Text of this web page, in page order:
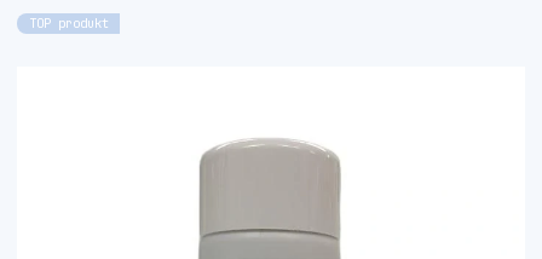
TOP produkt